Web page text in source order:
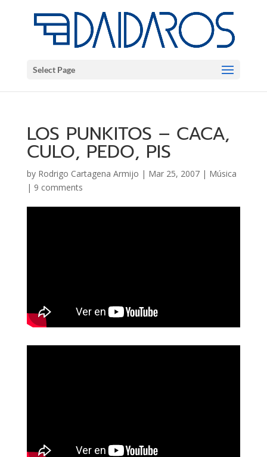
Select Page
LOS PUNKITOS – CACA,
CULO, PEDO, PIS
by Rodrigo Cartagena Armijo | Mar 25, 2007| Música
| 9 comments